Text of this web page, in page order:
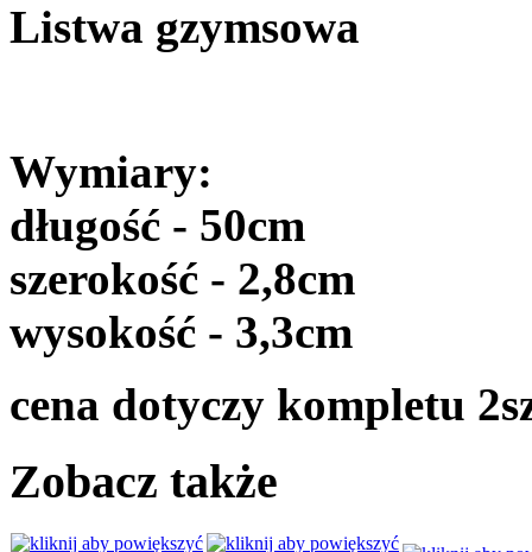
Listwa gzymsowa
Wymiary:
długość - 50cm
szerokość - 2,8cm
wysokość - 3,3cm
cena dotyczy kompletu
Zobacz także